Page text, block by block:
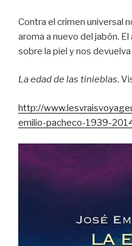
Contra el crimen universal
aroma a nuevo del jabón.
sobre la piel y nos
La edad de las tinieblas.
http://
emilio-pacheco-1939-